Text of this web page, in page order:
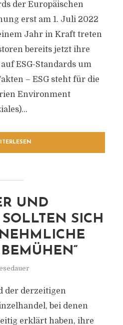
der Europäischen
erst am 1. Juli 2022
Jahr in Kraft treten
bereits jetzt ihre
ESG-Standards um
– ESG steht für die
Environment
UND
SICH
der derzeitigen
bei denen
erklärt haben, ihre